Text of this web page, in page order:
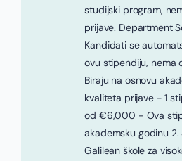
studijski program,
prijave. Department
Kandidati se
ovu stipendiju, nema
Biraju na osnovu
kvaliteta prijave - 1
od €6,000 - Ova
akademsku godinu 2.
Galilean škole za